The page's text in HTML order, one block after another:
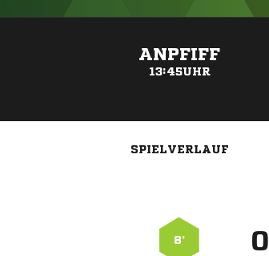
ANPFIFF
13:45UHR
SPIELVERLAUF
8’ 